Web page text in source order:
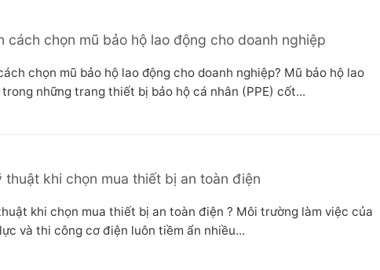
cách chọn mũ bảo hộ lao động cho doanh nghiệp
chọn mũ bảo hộ lao động cho doanh nghiệp? Mũ bảo hộ lao
những trang thiết bị bảo hộ cá nhân (PPE) cốt...
thuật khi chọn mua thiết bị an toàn điện
khi chọn mua thiết bị an toàn điện ? Môi trường làm việc của
và thi công cơ điện luôn tiềm ẩn nhiều...